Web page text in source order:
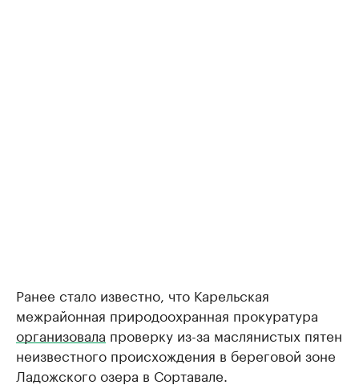
Ранее стало известно, что Карельская
межрайонная природоохранная прокуратура
организовала проверку из-за маслянистых пятен
неизвестного происхождения в береговой зоне
Ладожского озера в Сортавале.